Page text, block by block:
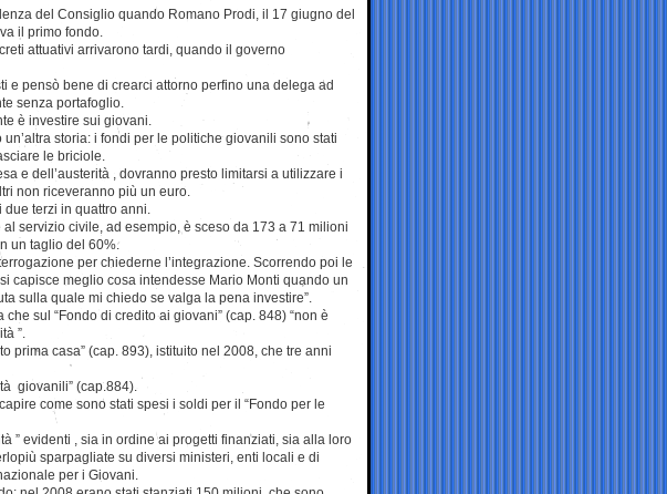
del Consiglio quando Romano Prodi, il 17 giugno del
il primo fondo.
attuativi arrivarono tardi, quando il governo
e pensò bene di crearci attorno perfino una delega ad
senza portafoglio.
è investire sui giovani.
storia: i fondi per le politiche giovanili sono stati
le briciole.
e dell’austerità , dovranno presto limitarsi a utilizzare i
non riceveranno più un euro.
due terzi in quattro anni.
al servizio civile, ad esempio, è sceso da 173 a 71 milioni
un taglio del 60%.
per chiederne l’integrazione. Scorrendo poi le
capisce meglio cosa intendesse Mario Monti quando un
sulla quale mi chiedo se valga la pena investire”.
sul “Fondo di credito ai giovani” (cap. 848) “non è
”.
prima casa” (cap. 893), istituito nel 2008, che tre anni
giovanili” (cap.884).
come sono stati spesi i soldi per il “Fondo per le
” evidenti , sia in ordine ai progetti finanziati, sia alla loro
sparpagliate su diversi ministeri, enti locali e di
per i Giovani.